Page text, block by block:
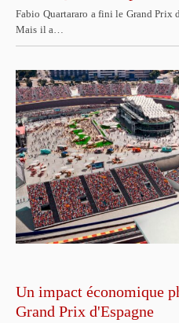
Fabio Quartararo a fini le Grand Prix
Mais il a…
Un impact économique
Grand Prix d'Espagne